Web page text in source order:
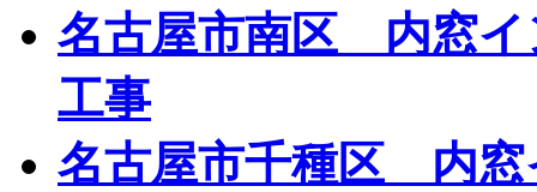
名古屋市南区 内窓
工事
名古屋市千種区 内